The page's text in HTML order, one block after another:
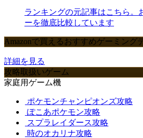
ランキングの元記事はこちら。
ーを徹底比較しています
Amazonで買えるおすすめゲーミング
詳細を見る
攻略取扱いゲーム
家庭用ゲーム機
ポケモンチャンピオンズ攻略
ぽこあポケモン攻略
スプラレイダース攻略
時のオカリナ攻略